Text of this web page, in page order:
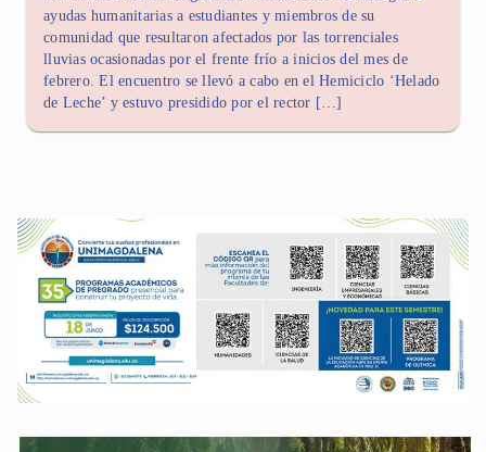
ayudas humanitarias a estudiantes y miembros de su
comunidad que resultaron afectados por las torrenciales
lluvias ocasionadas por el frente frío a inicios del mes de
febrero. El encuentro se llevó a cabo en el Hemiciclo ‘Helado
de Leche’ y estuvo presidido por el rector […]